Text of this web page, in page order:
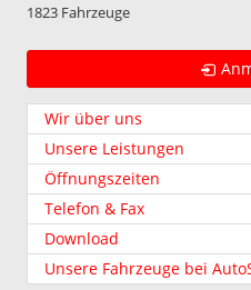
1823 Fahrzeuge
Wir über uns
Unsere Leistungen
Öffnungszeiten
Telefon & Fax
Download
Unsere Fahrzeuge bei